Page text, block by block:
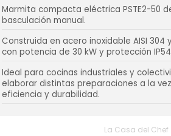
Marmita compacta eléctrica PSTE2-50
basculación manual.
Construida en acero inoxidable AISI 304 y
con potencia de 30 kW y protección
Ideal para cocinas industriales y
elaborar distintas preparaciones a la
eficiencia y durabilidad.
La Casa del Chef